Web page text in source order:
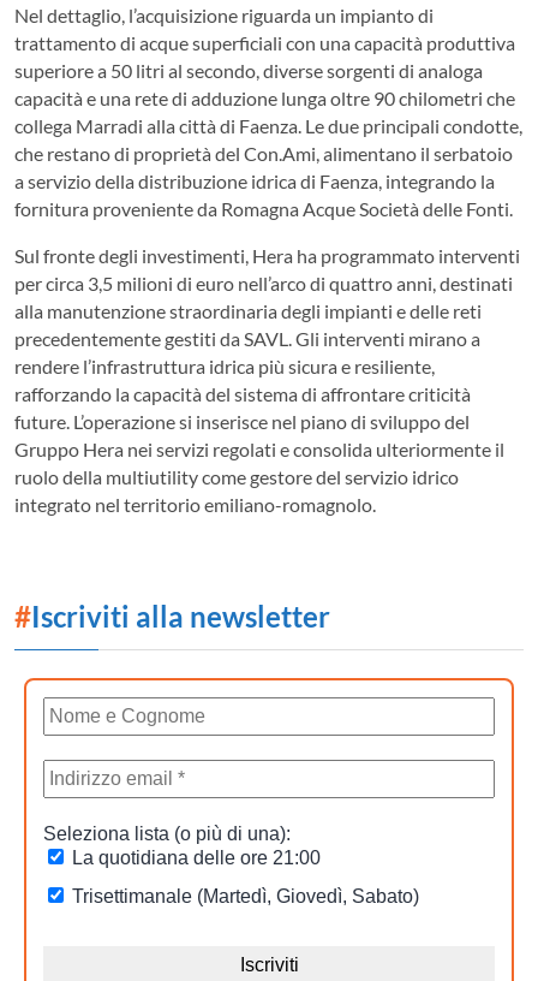
Nel dettaglio, l’acquisizione riguarda un impianto di
trattamento di acque superficiali con una capacità produttiva
superiore a 50 litri al secondo, diverse sorgenti di analoga
capacità e una rete di adduzione lunga oltre 90 chilometri che
collega Marradi alla città di Faenza. Le due principali condotte,
che restano di proprietà del Con.Ami, alimentano il serbatoio
a servizio della distribuzione idrica di Faenza, integrando la
fornitura proveniente da Romagna Acque Società delle Fonti.
Sul fronte degli investimenti, Hera ha programmato interventi
per circa 3,5 milioni di euro nell’arco di quattro anni, destinati
alla manutenzione straordinaria degli impianti e delle reti
precedentemente gestiti da SAVL. Gli interventi mirano a
rendere l’infrastruttura idrica più sicura e resiliente,
rafforzando la capacità del sistema di affrontare criticità
future. L’operazione si inserisce nel piano di sviluppo del
Gruppo Hera nei servizi regolati e consolida ulteriormente il
ruolo della multiutility come gestore del servizio idrico
integrato nel territorio emiliano-romagnolo.
#Iscriviti alla newsletter